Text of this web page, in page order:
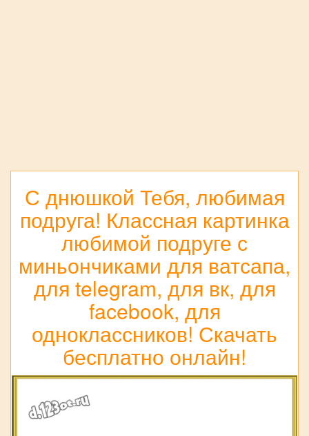
С днюшкой Тебя, любимая
подруга! Классная картинка
любимой подруге с
миньончиками для ватсапа,
для telegram, для вк, для
facebook, для
одноклассников! Скачать
бесплатно онлайн!